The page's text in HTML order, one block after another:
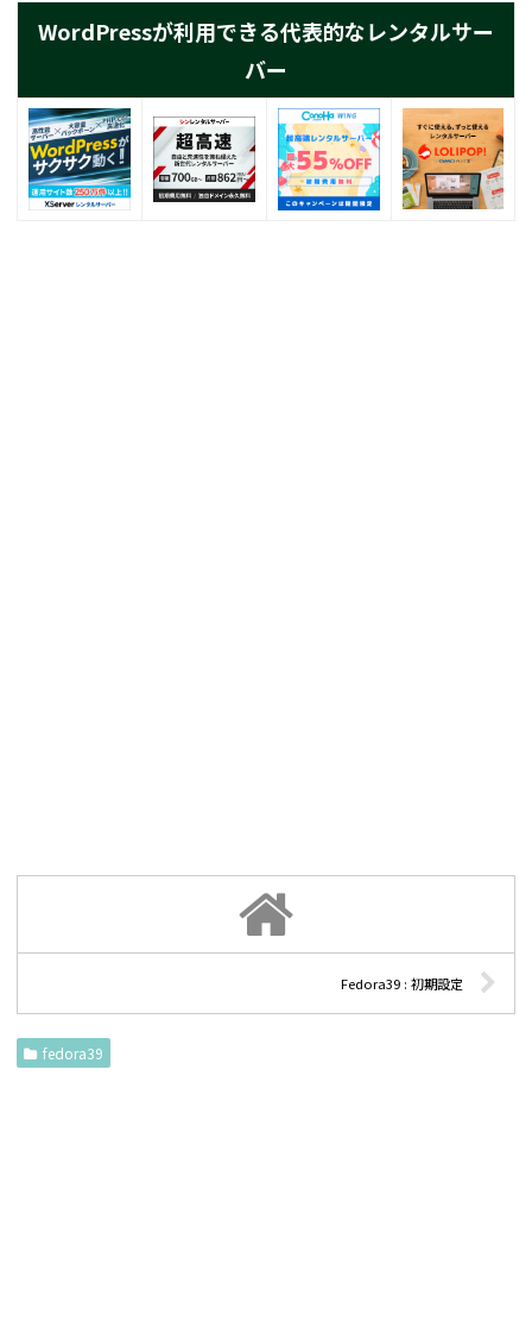
WordPressが利用できる代表的なレンタルサー
バー
Fedora39 : 初期設定
fedora39